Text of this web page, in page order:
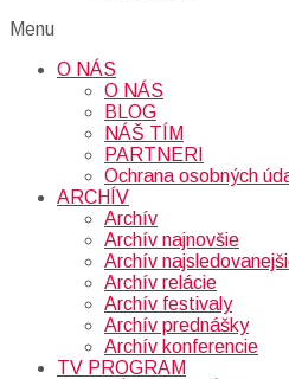
Menu
O NÁS
O NÁS
BLOG
NÁŠ TÍM
PARTNERI
Ochrana osobných
ARCHÍV
Archív
Archív najnovšie
Archív
Archív relácie
Archív festivaly
Archív prednášky
Archív konferencie
TV PROGRAM